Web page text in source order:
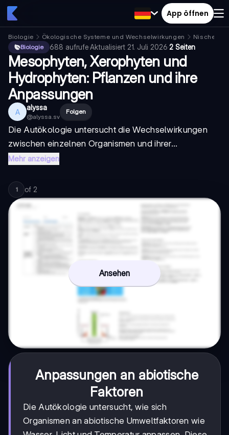
App öffnen
Biologie Ökologische Systeme und Wechselwirkungen
Nische
Biologie
688 aufrufe·Aktualisiert 21. Juli 2026·2 Seiten
Mesophyten, Xerophyten und
Hydrophyten: Pflanzen und ihre
Anpassungen
A alyssa
@alyssa.sv
Folgen
Die Autökologie untersucht die Wechselwirkungen
zwischen einzelnen Organismen und ihrer...
Mehr anzeigen
1 of 2
Ansehen
Anpassungen an abiotische
Faktoren
Die Autökologie untersucht, wie sich
Organismen an abiotische Umweltfaktoren wie